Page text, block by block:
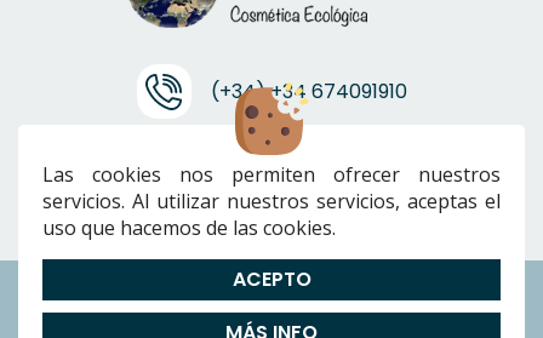
(+34) +34 674091910
info@ktwcanarias.com
Envíos|Devoluciones|Preguntas Frecuentes|Cookies|Aviso
Política de Privacidad|Términos y condiciones
Las cookies nos permiten ofrecer nuestros
servicios. Al utilizar nuestros servicios, aceptas el
uso que hacemos de las cookies.
ACEPTO